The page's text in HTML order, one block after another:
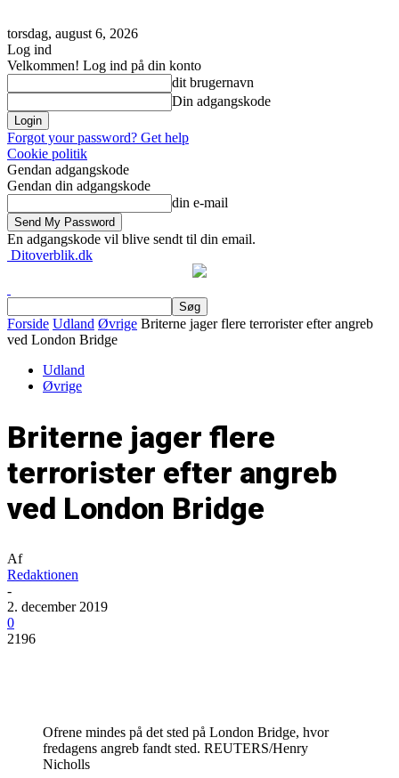
torsdag, august 6, 2026
Log ind
Velkommen! Log ind på din konto
dit brugernavn
Din adgangskode
Forgot your password? Get help
Cookie politik
Gendan adgangskode
Gendan din adgangskode
din e-mail
En adgangskode vil blive sendt til din email.
Ditoverblik.dk
Forside Udland Øvrige Briterne jager flere terrorister efter angreb
ved London Bridge
Udland
Øvrige
Briterne jager flere
terrorister efter angreb
ved London Bridge
Af
Redaktionen
-
2. december 2019
0
2196
Ofrene mindes på det sted på London Bridge, hvor
fredagens angreb fandt sted. REUTERS/Henry
Nicholls